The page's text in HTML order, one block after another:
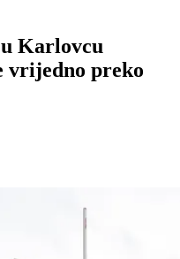
Karlovcu
vrijedno preko